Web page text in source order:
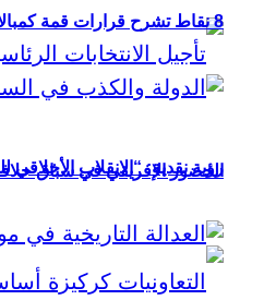
الحضور الإفريقي في سباق
8 نقاط تشرح قرارات قمة كمبالا بشأن “بعثة أوصوم” في الصومال؟
رؤية نقدية: “الانقلاب